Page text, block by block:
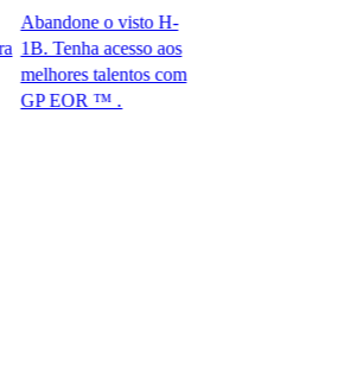
Abandone o visto H-
Tenha acesso aos
melhores talentos com
GP EOR ™ .​​